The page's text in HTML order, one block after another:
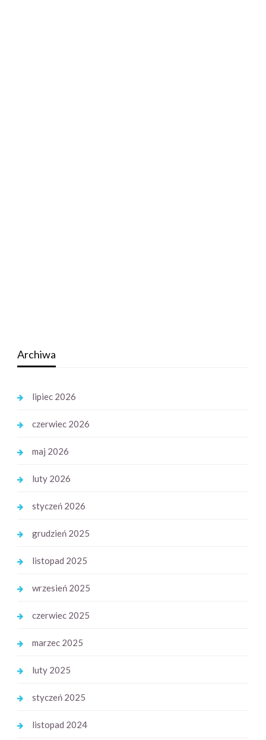
Archiwa
lipiec 2026
czerwiec 2026
maj 2026
luty 2026
styczeń 2026
grudzień 2025
listopad 2025
wrzesień 2025
czerwiec 2025
marzec 2025
luty 2025
styczeń 2025
listopad 2024